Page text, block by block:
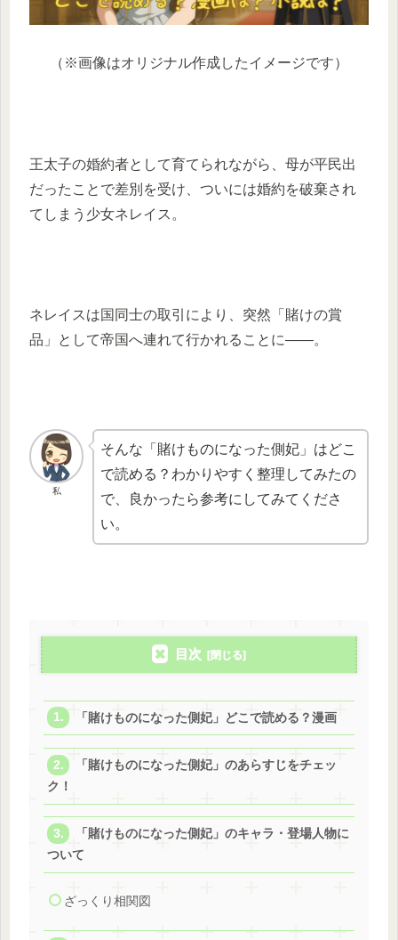
（※画像はオリジナル作成したイメージです）
王太子の婚約者として育てられながら、母が平民出
だったことで差別を受け、ついには婚約を破棄され
てしまう少女ネレイス。
ネレイスは国同士の取引により、突然「賭けの賞
品」として帝国へ連れて行かれることに——。
私
そんな「賭けものになった側妃」はどこ
で読める？わかりやすく整理してみたの
で、良かったら参考にしてみてくださ
い。
目次
「賭けものになった側妃」どこで読める？漫画
「賭けものになった側妃」のあらすじをチェッ
ク！
「賭けものになった側妃」のキャラ・登場人物に
ついて
ざっくり相関図